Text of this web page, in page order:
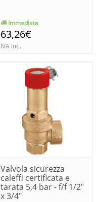
Immediata
63,26€
IVA Inc.
Valvola sicurezza
caleffi certificata e
tarata 5,4 bar - f/f 1/2"
x 3/4"